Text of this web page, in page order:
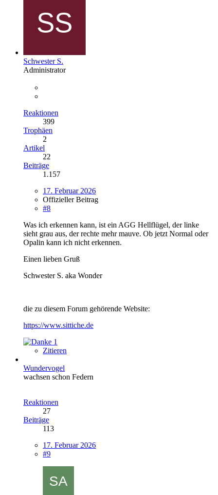
Schwester S.
Administrator
Reaktionen
399
Trophäen
2
Artikel
22
Beiträge
1.157
17. Februar 2026
Offizieller Beitrag
#8
Was ich erkennen kann, ist ein AGG Hellflügel, der linke
sieht grau aus, der rechte mehr mauve. Ob jetzt Normal oder
Opalin kann ich nicht erkennen.
Einen lieben Gruß
Schwester S. aka Wonder
die zu diesem Forum gehörende Website:
https://www.sittiche.de
1
Zitieren
Wundervogel
wachsen schon Federn
Reaktionen
27
Beiträge
113
17. Februar 2026
#9